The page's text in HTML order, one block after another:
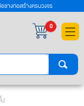
×
างก่อสร้างครบวงจร
0